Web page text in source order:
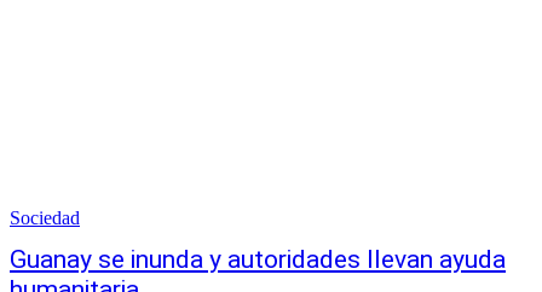
Sociedad
Guanay se inunda y autoridades llevan ayuda